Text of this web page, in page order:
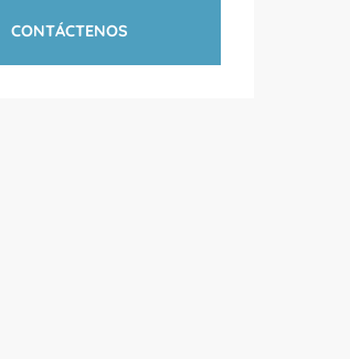
CONTÁCTENOS